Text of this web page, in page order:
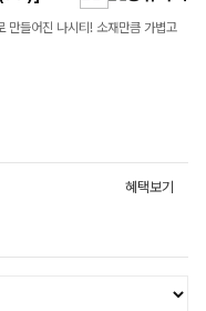
만들어진 나시티! 소재만큼 가볍고
혜택보기